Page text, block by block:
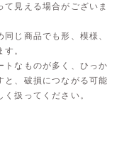
て見える場合がございま
じ商品でも形、模様、
。
トなものが多く、ひっか
と、破損につながる可能
扱ってください。